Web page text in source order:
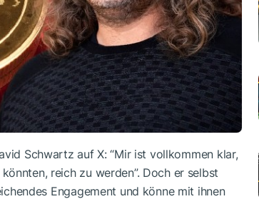
Schwartz auf X: “Mir ist vollkommen klar,
reich zu werden”. Doch er selbst
Engagement und könne mit ihnen